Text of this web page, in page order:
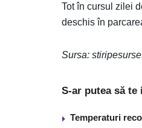
Tot în cursul zilei
deschis în
Sursa:
S-ar putea să te
Temperaturi